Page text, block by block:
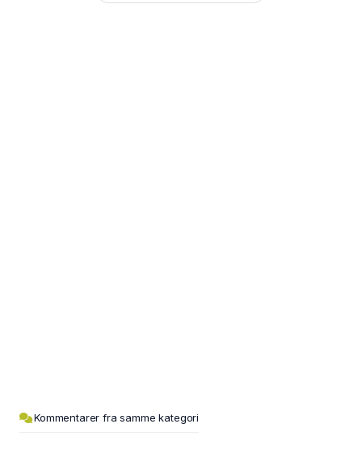
Kommentarer fra samme kategori